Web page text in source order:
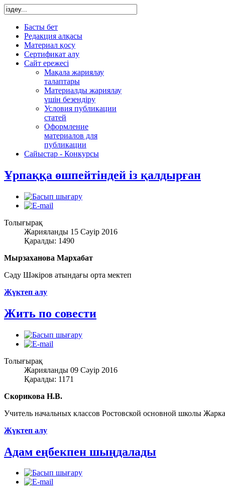
Басты бет
Редакция алқасы
Материал қосу
Сертификат алу
Сайт ережесі
Мақала жариялау
талаптары
Материалды жариялау
үшін безендіру
Условия публикации
статей
Оформление
материалов для
публикации
Сайыстар - Конкурсы
Ұрпаққа өшпейтіндей із қалдырған
Толығырақ
Жарияланды 15 Сәуір 2016
Қаралды: 1490
Мырзаханова Мархабат
Сәду Шәкіров атындағы орта мектеп
Жүктеп алу
Жить по совести
Толығырақ
Жарияланды 09 Сәуір 2016
Қаралды: 1171
Скорикова Н.В.
Учитель начальных классов Ростовской основной школы
Жүктеп алу
Адам еңбекпен шыңдалады